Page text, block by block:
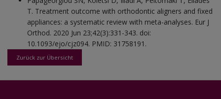
Zurück zur Übersicht
T. Treatment outcome with orthodontic aligners and fixed
appliances: a systematic review with meta-analyses. Eur J
Orthod. 2020 Jun 23;42(3):331-343. doi:
10.1093/ejo/cjz094. PMID: 31758191.